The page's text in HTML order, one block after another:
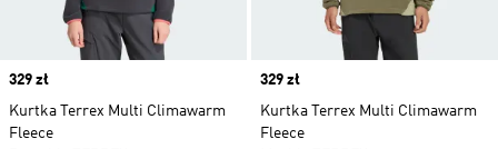
Price
329 zł
Kurtka Terrex Multi Climawarm
Fleece
Price
329 zł
Kurtka Terrex Multi Climawarm
Fleece